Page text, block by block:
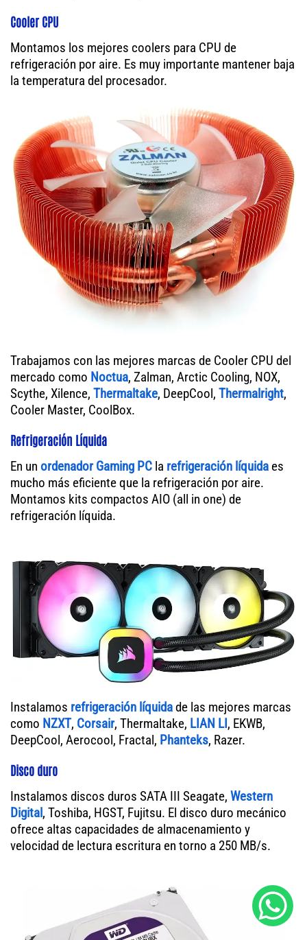
Cooler CPU
Montamos los mejores coolers para CPU de
refrigeración por aire. Es muy importante mantener baja
la temperatura del procesador.
Trabajamos con las mejores marcas de Cooler CPU del
mercado como Noctua, Zalman, Arctic Cooling, NOX,
Scythe, Xilence, Thermaltake, DeepCool, Thermalright,
Cooler Master, CoolBox.
Refrigeración Líquida
En un ordenador Gaming PC la refrigeración líquida es
mucho más eficiente que la refrigeración por aire.
Montamos kits compactos AIO (all in one) de
refrigeración líquida.
Instalamos refrigeración líquidade las mejores marcas
como NZXT, Corsair, Thermaltake, LIAN LI, EKWB,
DeepCool, Aerocool, Fractal, Phanteks, Razer.
Disco duro
Instalamos discos duros SATA III Seagate, Western
Digital, Toshiba, HGST, Fujitsu. El disco duro mecánico
ofrece altas capacidades de almacenamiento y
velocidad de lectura escritura en torno a 250 MB/s.